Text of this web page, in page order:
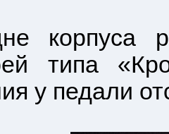
корпуса
типа
у педали